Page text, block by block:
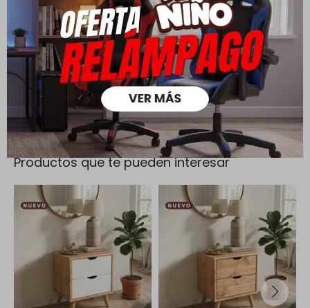
su cambio.
Ver mas
Medios de pago
Productos que te pueden interesar